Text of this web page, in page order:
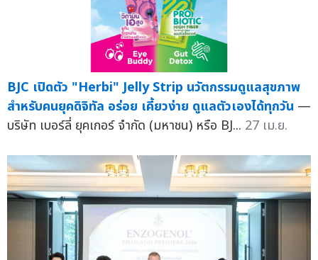
BJC เปิดตัว "Herbi" Jelly Strip นวัตกรรมดูแลสุขภาพ
สำหรับคนยุคดิจิทัล อร่อย เคี้ยวง่าย ดูแลตัวเองได้ทุกวัน —
บริษัท เบอร์ลี่ ยุคเกอร์ จำกัด (มหาชน) หรือ BJ... 27 เม.ย.